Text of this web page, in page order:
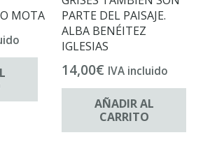
MOTA
PARTE DEL PAISAJE.
ALBA BENÉITEZ
IGLESIAS
14,00€ IVA incluido
AÑADIR AL
CARRITO